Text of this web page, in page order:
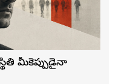
మీకెప్పుడైనా